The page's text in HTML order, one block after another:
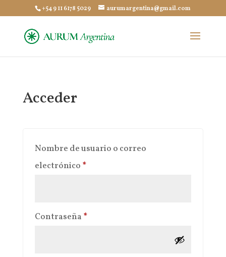
+54 9 11 6178 5029 aurumargentina@gmail.com
Acceder
Nombre de usuario o correo
electrónico *Obligatorio
Contraseña *Obligatorio